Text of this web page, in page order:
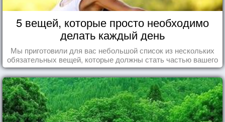
5 вещей, которые просто необходимо
делать каждый день
Мы приготовили для вас небольшой список из нескольких
обязательных вещей, которые должны стать частью вашего
дня.